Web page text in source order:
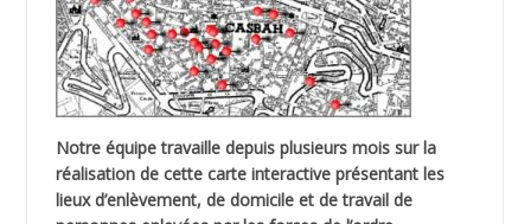
Notre équipe travaille depuis plusieurs mois sur la
réalisation de cette carte interactive présentant les
lieux d’enlèvement, de domicile et de travail de